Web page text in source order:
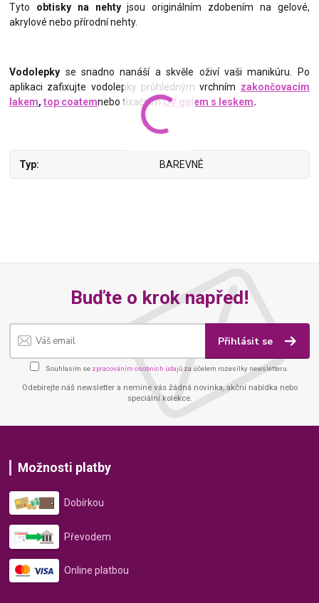
Tyto obtisky na nehtyjsou originálním zdobením na gelové,
akrylové nebo přírodní nehty.
Vodolepky se snadno nanáší a skvěle oživí vaši manikúru. Po
aplikaci zafixujte vodolepky průhledným vrchním zakončovacím
lakem,top coatemnebo fixačnímUV gelem s leskem.
Typ BAREVNÉ
Buďte o krok napřed!
Přihlásit se
Souhlasím se zpracováním osobních údajů za účelem rozesílky newsletteru.
Odebírejte náš newsletter a nemine vás žádná novinka, akční nabídka nebo
speciální kolekce.
Možnosti platby
Dobírkou
Převodem
Online platbou